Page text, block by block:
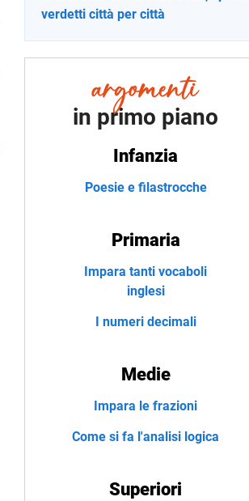
verdetti città per città
in primo piano
Infanzia
Poesie e filastrocche
Primaria
Impara tanti vocaboli
inglesi
I numeri decimali
Medie
Impara le frazioni
Come si fa l'analisi logica
Superiori